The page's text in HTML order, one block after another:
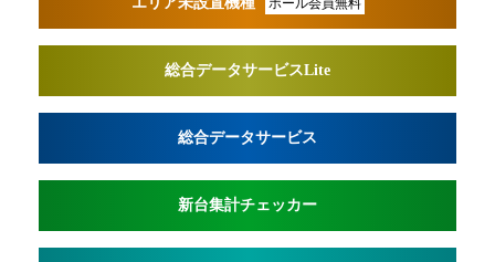
総合データサービスLite
総合データサービス
新台集計チェッカー